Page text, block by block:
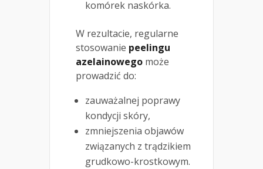
komórek naskórka.
W rezultacie, regularne
stosowanie peelingu
azelainowego może
prowadzić do:
zauważalnej poprawy
kondycji skóry,
zmniejszenia objawów
związanych z trądzikiem
grudkowo-krostkowym.